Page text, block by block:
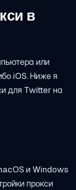
в
или
iOS. Ниже я
для Twitter на
и Windows
прокси